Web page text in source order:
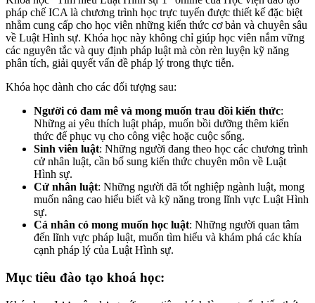
pháp chế ICA là chương trình học trực tuyến được thiết kế đặc biệt
nhằm cung cấp cho học viên những kiến thức cơ bản và chuyên sâu
về Luật Hình sự. Khóa học này không chỉ giúp học viên nắm vững
các nguyên tắc và quy định pháp luật mà còn rèn luyện kỹ năng
phân tích, giải quyết vấn đề pháp lý trong thực tiễn.
Khóa học dành cho các đối tượng sau:
Người có đam mê và mong muốn trau dồi kiến thức:
Những ai yêu thích luật pháp, muốn bồi dưỡng thêm kiến
thức để phục vụ cho công việc hoặc cuộc sống.
Sinh viên luật: Những người đang theo học các chương trình
cử nhân luật, cần bổ sung kiến thức chuyên môn về Luật
Hình sự.
Cử nhân luật: Những người đã tốt nghiệp ngành luật, mong
muốn nâng cao hiểu biết và kỹ năng trong lĩnh vực Luật Hình
sự.
Cá nhân có mong muốn học luật: Những người quan tâm
đến lĩnh vực pháp luật, muốn tìm hiểu và khám phá các khía
cạnh pháp lý của Luật Hình sự.
Mục tiêu đào tạo khoá học: